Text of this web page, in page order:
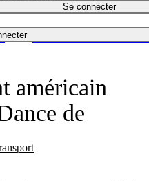
Se connecter
américain
de